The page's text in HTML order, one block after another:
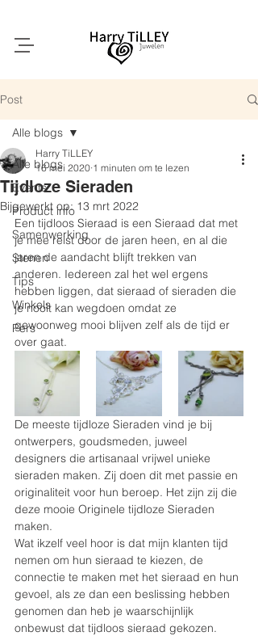
Post
Alle blogs
Events
Product info
Samenwerking
Stenen
Tips
Winkels
Pers
Alle blogs
Tijdloze Sieraden
Harry TiLLEY
16 mei 2020 1 minuten om te lezen
Bijgewerkt op: 13 mrt 2022
Een tijdloos Sieraad is een Sieraad dat met
je mee reist door de jaren heen, en al die
jaren de aandacht blijft trekken van
anderen. Iedereen zal het wel ergens
hebben liggen, dat sieraad of sieraden die
je nooit kan wegdoen omdat ze
gewoonweg mooi blijven zelf als de tijd er
over gaat.
De meeste tijdloze Sieraden vind je bij
ontwerpers, goudsmeden, juweel
designers die artisanaal vrijwel unieke
sieraden maken. Zij doen dit met passie en
originaliteit voor hun beroep. Het zijn zij die
deze mooie Originele tijdloze Sieraden
maken.
Wat ikzelf veel hoor is dat mijn klanten tijd
nemen om hun sieraad te kiezen, de
connectie te maken met het sieraad en hun
gevoel, als ze dan een beslissing hebben
genomen dan heb je waarschijnlijk
onbewust dat tijdloos sieraad gekozen.